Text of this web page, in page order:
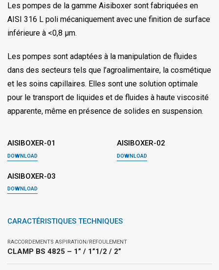
Les pompes de la gamme Aisiboxer sont fabriquées en
AISI 316 L poli mécaniquement avec une finition de surface
inférieure à <0,8 μm.
Les pompes sont adaptées à la manipulation de fluides
dans des secteurs tels que l’agroalimentaire, la cosmétique
et les soins capillaires. Elles sont une solution optimale
pour le transport de liquides et de fluides à haute viscosité
apparente, même en présence de solides en suspension.
AISIBOXER-01
DOWNLOAD
AISIBOXER-02
DOWNLOAD
AISIBOXER-03
DOWNLOAD
CARACTÉRISTIQUES TECHNIQUES
RACCORDEMENTS ASPIRATION/REFOULEMENT
CLAMP BS 4825 – 1” / 1”1/2 / 2”